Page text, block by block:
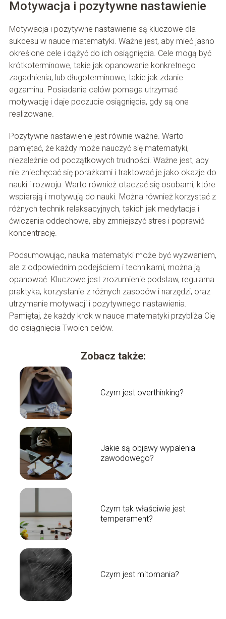
Motywacja i pozytywne nastawienie
Motywacja i pozytywne nastawienie są kluczowe dla
sukcesu w nauce matematyki. Ważne jest, aby mieć jasno
określone cele i dążyć do ich osiągnięcia. Cele mogą być
krótkoterminowe, takie jak opanowanie konkretnego
zagadnienia, lub długoterminowe, takie jak zdanie
egzaminu. Posiadanie celów pomaga utrzymać
motywację i daje poczucie osiągnięcia, gdy są one
realizowane.
Pozytywne nastawienie jest równie ważne. Warto
pamiętać, że każdy może nauczyć się matematyki,
niezależnie od początkowych trudności. Ważne jest, aby
nie zniechęcać się porażkami i traktować je jako okazje do
nauki i rozwoju. Warto również otaczać się osobami, które
wspierają i motywują do nauki. Można również korzystać z
różnych technik relaksacyjnych, takich jak medytacja i
ćwiczenia oddechowe, aby zmniejszyć stres i poprawić
koncentrację.
Podsumowując, nauka matematyki może być wyzwaniem,
ale z odpowiednim podejściem i technikami, można ją
opanować. Kluczowe jest zrozumienie podstaw, regularna
praktyka, korzystanie z różnych zasobów i narzędzi, oraz
utrzymanie motywacji i pozytywnego nastawienia.
Pamiętaj, że każdy krok w nauce matematyki przybliża Cię
do osiągnięcia Twoich celów.
Zobacz także:
Czym jest overthinking?
Jakie są objawy wypalenia
zawodowego?
Czym tak właściwie jest
temperament?
Czym jest mitomania?